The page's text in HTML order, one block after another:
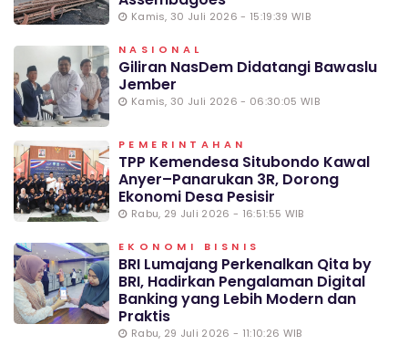
Kamis, 30 Juli 2026 - 15:19:39 WIB
NASIONAL
Giliran NasDem Didatangi Bawaslu
Jember
Kamis, 30 Juli 2026 - 06:30:05 WIB
PEMERINTAHAN
TPP Kemendesa Situbondo Kawal
Anyer–Panarukan 3R, Dorong
Ekonomi Desa Pesisir
Rabu, 29 Juli 2026 - 16:51:55 WIB
EKONOMI BISNIS
BRI Lumajang Perkenalkan Qita by
BRI, Hadirkan Pengalaman Digital
Banking yang Lebih Modern dan
Praktis
Rabu, 29 Juli 2026 - 11:10:26 WIB